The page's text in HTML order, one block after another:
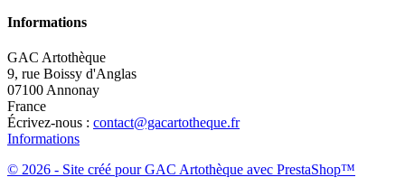
Informations
GAC Artothèque
9, rue Boissy d'Anglas
07100 Annonay
France
Écrivez-nous : contact@gacartotheque.fr
Informations
© 2026 - Site créé pour GAC Artothèque avec PrestaShop™